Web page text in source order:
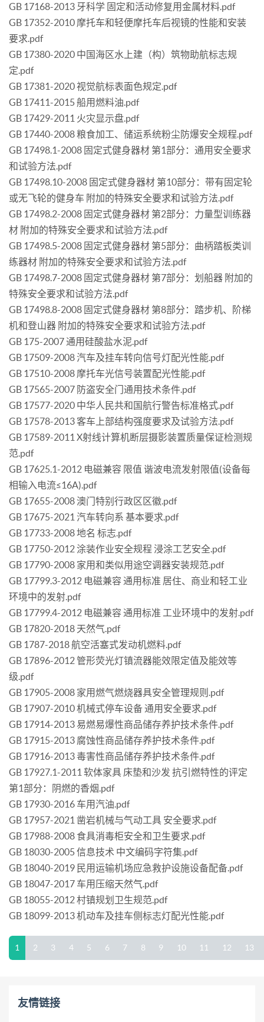
GB 17168-2013 牙科学 固定和活动修复用金属材料.pdf
GB 17352-2010 摩托车和轻便摩托车后视镜的性能和安装
要求.pdf
GB 17380-2020 中国海区水上建（构）筑物助航标志规
定.pdf
GB 17381-2020 视觉航标表面色规定.pdf
GB 17411-2015 船用燃料油.pdf
GB 17429-2011 火灾显示盘.pdf
GB 17440-2008 粮食加工、储运系统粉尘防爆安全规程.pdf
GB 17498.1-2008 固定式健身器材 第1部分：通用安全要求
和试验方法.pdf
GB 17498.10-2008 固定式健身器材 第10部分：带有固定轮
或无飞轮的健身车 附加的特殊安全要求和试验方法.pdf
GB 17498.2-2008 固定式健身器材 第2部分：力量型训练器
材 附加的特殊安全要求和试验方法.pdf
GB 17498.5-2008 固定式健身器材 第5部分：曲柄踏板类训
练器材 附加的特殊安全要求和试验方法.pdf
GB 17498.7-2008 固定式健身器材 第7部分：划船器 附加的
特殊安全要求和试验方法.pdf
GB 17498.8-2008 固定式健身器材 第8部分：踏步机、阶梯
机和登山器 附加的特殊安全要求和试验方法.pdf
GB 175-2007 通用硅酸盐水泥.pdf
GB 17509-2008 汽车及挂车转向信号灯配光性能.pdf
GB 17510-2008 摩托车光信号装置配光性能.pdf
GB 17565-2007 防盗安全门通用技术条件.pdf
GB 17577-2020 中华人民共和国航行警告标准格式.pdf
GB 17578-2013 客车上部结构强度要求及试验方法.pdf
GB 17589-2011 X射线计算机断层摄影装置质量保证检测规
范.pdf
GB 17625.1-2012 电磁兼容 限值 谐波电流发射限值(设备每
相输入电流≤16A).pdf
GB 17655-2008 澳门特别行政区区徽.pdf
GB 17675-2021 汽车转向系 基本要求.pdf
GB 17733-2008 地名 标志.pdf
GB 17750-2012 涂装作业安全规程 浸涂工艺安全.pdf
GB 17790-2008 家用和类似用途空调器安装规范.pdf
GB 17799.3-2012 电磁兼容 通用标准 居住、商业和轻工业
环境中的发射.pdf
GB 17799.4-2012 电磁兼容 通用标准 工业环境中的发射.pdf
GB 17820-2018 天然气.pdf
GB 1787-2018 航空活塞式发动机燃料.pdf
GB 17896-2012 管形荧光灯镇流器能效限定值及能效等
级.pdf
GB 17905-2008 家用燃气燃烧器具安全管理规则.pdf
GB 17907-2010 机械式停车设备 通用安全要求.pdf
GB 17914-2013 易燃易爆性商品储存养护技术条件.pdf
GB 17915-2013 腐蚀性商品储存养护技术条件.pdf
GB 17916-2013 毒害性商品储存养护技术条件.pdf
GB 17927.1-2011 软体家具 床垫和沙发 抗引燃特性的评定
第1部分：阴燃的香烟.pdf
GB 17930-2016 车用汽油.pdf
GB 17957-2021 凿岩机械与气动工具 安全要求.pdf
GB 17988-2008 食具消毒柜安全和卫生要求.pdf
GB 18030-2005 信息技术 中文编码字符集.pdf
GB 18040-2019 民用运输机场应急救护设施设备配备.pdf
GB 18047-2017 车用压缩天然气.pdf
GB 18055-2012 村镇规划卫生规范.pdf
GB 18099-2013 机动车及挂车侧标志灯配光性能.pdf
1 2 3 4 5 6 7 8 9 10 11 12 13
友情链接